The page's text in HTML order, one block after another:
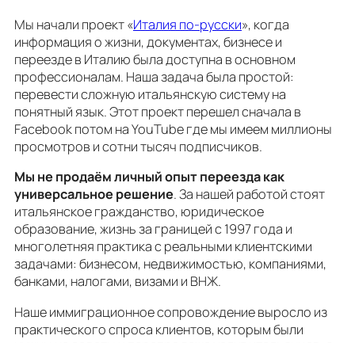
Мы начали проект «Италия по-русски», когда
информация о жизни, документах, бизнесе и
переезде в Италию была доступна в основном
профессионалам. Наша задача была простой:
перевести сложную итальянскую систему на
понятный язык. Этот проект перешел сначала в
Facebook потом на YouTube где мы имеем миллионы
просмотров и сотни тысяч подписчиков.
Мы не продаём личный опыт переезда как
универсальное решение. За нашей работой стоят
итальянское гражданство, юридическое
образование, жизнь за границей с 1997 года и
многолетняя практика с реальными клиентскими
задачами: бизнесом, недвижимостью, компаниями,
банками, налогами, визами и ВНЖ.
Наше иммиграционное сопровождение выросло из
практического спроса клиентов, которым были